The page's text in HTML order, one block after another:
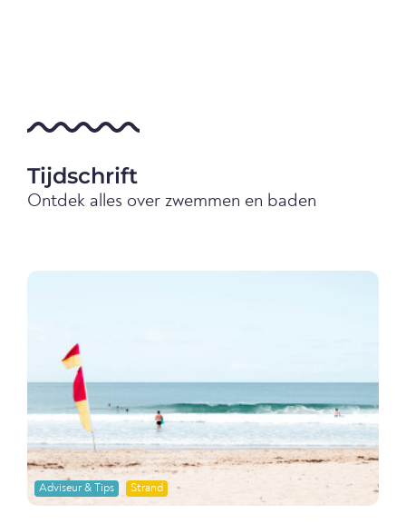
Tijdschrift
Ontdek alles over zwemmen en baden
Adviseur & Tips Strand